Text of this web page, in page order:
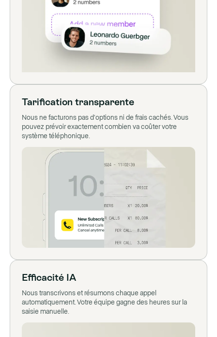
Tarification transparente
Nous ne facturons pas d'options ni de frais cachés. Vous
pouvez prévoir exactement combien va coûter votre
système téléphonique.
Efficacité IA
Nous transcrivons et résumons chaque appel
automatiquement. Votre équipe gagne des heures sur la
saisie manuelle.